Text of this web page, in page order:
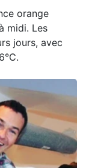
orange
midi. Les
jours, avec